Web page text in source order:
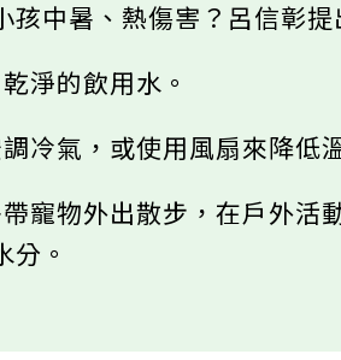
孩中暑、熱傷害？呂信彰提
淨的飲用水。
冷氣，或使用風扇來降低
寵物外出散步，在戶外活
。